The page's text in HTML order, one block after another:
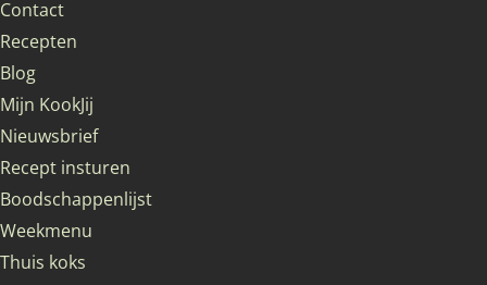
Contact
Recepten
Blog
Mijn KookJij
Nieuwsbrief
Recept insturen
Boodschappenlijst
Weekmenu
Thuis koks